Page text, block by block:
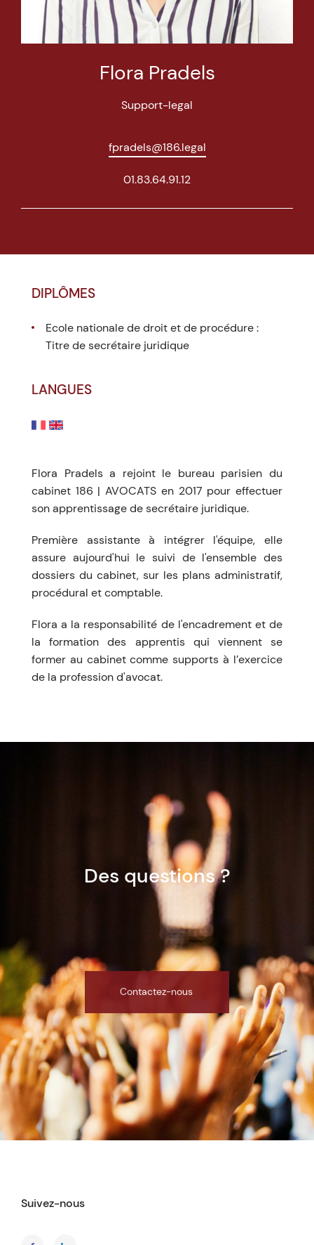
Flora Pradels
Support-legal
fpradels@186.legal
01.83.64.91.12
DIPLÔMES
Ecole nationale de droit et de procédure :
Titre de secrétaire juridique
LANGUES
Flora Pradels a rejoint le bureau parisien du
cabinet 186 | AVOCATS en 2017 pour effectuer
son apprentissage de secrétaire juridique.
Première assistante à intégrer l'équipe, elle
assure aujourd'hui le suivi de l'ensemble des
dossiers du cabinet, sur les plans administratif,
procédural et comptable.
Flora a la responsabilité de l'encadrement et de
la formation des apprentis qui viennent se
former au cabinet comme supports à l’exercice
de la profession d'avocat.
Des questions ?
Contactez-nous
Suivez-nous